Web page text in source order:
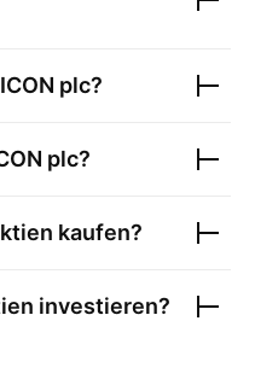
ICON plc?
plc?
kaufen?
investieren?